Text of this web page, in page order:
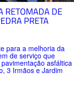
RETOMADA DE
PRETA
para a melhoria da
de serviço que
asfáltica
3 Irmãos e Jardim